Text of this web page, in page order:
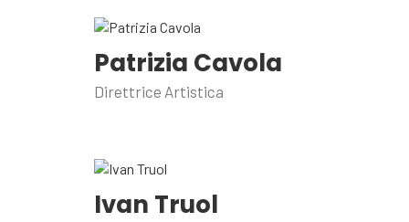
Patrizia Cavola
Direttrice Artistica
Ivan Truol